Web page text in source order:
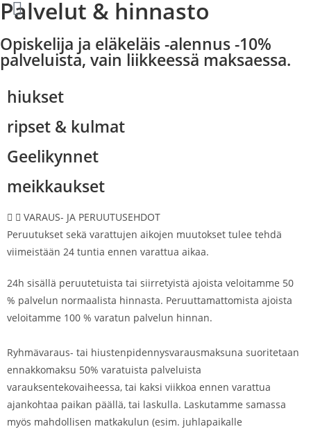
Palvelut & hinnasto
Opiskelija ja eläkeläis -alennus -10%
palveluista, vain liikkeessä maksaessa.
hiukset
ripset & kulmat
Geelikynnet
meikkaukset
VARAUS- JA PERUUTUSEHDOT
Peruutukset sekä varattujen aikojen muutokset tulee tehdä
viimeistään 24 tuntia ennen varattua aikaa.
24h sisällä peruutetuista tai siirretyistä ajoista veloitamme 50
% palvelun normaalista hinnasta. Peruuttamattomista ajoista
veloitamme 100 % varatun palvelun hinnan.
Ryhmävaraus- tai hiustenpidennysvarausmaksuna suoritetaan
ennakkomaksu 50% varatuista palveluista
varauksentekovaiheessa, tai kaksi viikkoa ennen varattua
ajankohtaa paikan päällä, tai laskulla. Laskutamme samassa
myös mahdollisen matkakulun (esim. juhlapaikalle